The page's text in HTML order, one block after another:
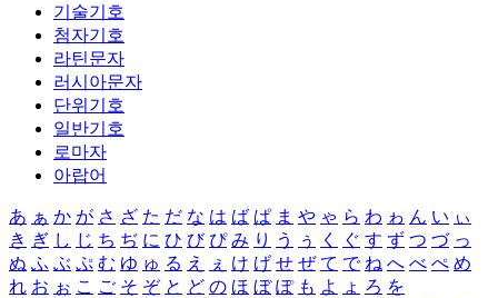
기술기호
첨자기호
라틴문자
러시아문자
단위기호
일반기호
로마자
아랍어
あ ぁ か が さ ざ た だ な は ば ぱ ま や ゃ ら わ ゎ ん い ぃ
き ぎ し じ ち ぢ に ひ び ぴ み り う ぅ く ぐ す ず つ づ っ
ぬ ふ ぶ ぷ む ゆ ゅ る え ぇ け げ せ ぜ て で ね へ べ ぺ め
れ お ぉ こ ご そ ぞ と ど の ほ ぼ ぽ も よ ょ ろ を